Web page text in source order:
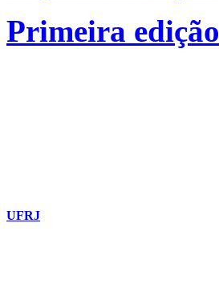
Primeira edição
UFRJ